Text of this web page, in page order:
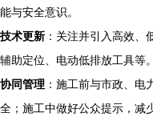
能与安全意识。
技术更新 ：关注并引入高效
辅助定位、电动低排放工具等。
协同管理 ：施工前与市政、
全；施工中做好公众提示，减